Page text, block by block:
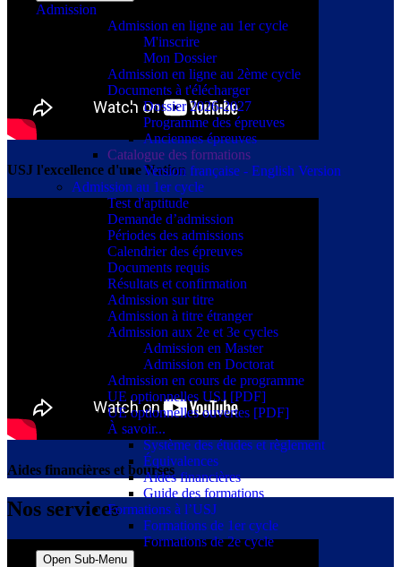
Admission
Admission en ligne au 1er cycle
M'inscrire
Mon Dossier
Admission en ligne au 2ème cycle
Documents à t'élécharger
Dossier 2026-2027
Programme des épreuves
Anciennes épreuves
Catalogue des formations
Version française - English Version
Admission au 1er cycle
Test d'aptitude
Demande d’admission
Périodes des admissions
Calendrier des épreuves
Documents requis
Résultats et confirmation
Admission sur titre
Admission à titre étranger
Admission aux 2e et 3e cycles
Admission en Master
Admission en Doctorat
Admission en cours de programme
UE optionnelles USJ [PDF]
UE optionnelles ouvertes [PDF]
À savoir...
Système des études et règlement
Équivalences
Aides financières
Guide des formations
Formations à l’USJ
Formations de 1er cycle
Formations de 2e cycle
Open Sub-Menu
USJ l'excellence d'une Nation
Aides financières et bourses
Nos services